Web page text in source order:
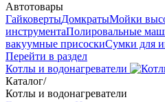
Автотовары
ГайковертыДомкратыМойки
инструментаПолировальные
вакуумные присоскиСумки для
Перейти в раздел
Котлы и водонагреватели
Каталог/
Котлы и водонагреватели